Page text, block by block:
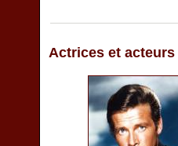
Actrices et acteurs